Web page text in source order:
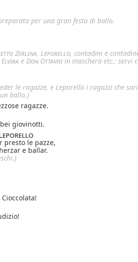
per una gran festa di ballo.
Zerlina, Leporello, contadini e
Elvira e Don Ottavio in maschera etc.; servi
le ragazze, e Leporello i ragazzi che
ballo.)
ragazze.
giovinotti.
presto le pazze,
e ballar.
Cioccolata!